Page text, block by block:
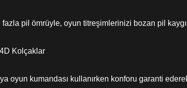
pil ömrüyle, oyun titreşimlerinizi bozan pil
Kolçaklar
oyun kumandası kullanırken konforu garanti